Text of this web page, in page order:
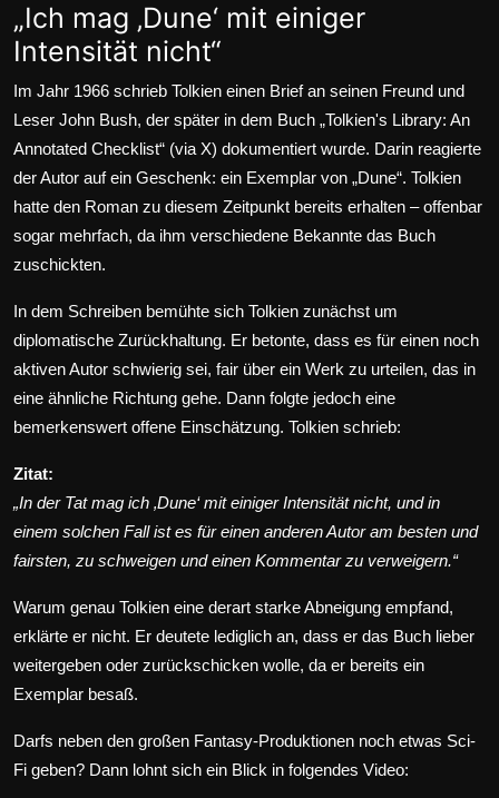
„Ich mag ‚Dune‘ mit einiger
Intensität nicht“
Im Jahr 1966 schrieb Tolkien einen Brief an seinen Freund und
Leser John Bush, der später in dem Buch „Tolkien's Library: An
Annotated Checklist“ (via X) dokumentiert wurde. Darin reagierte
der Autor auf ein Geschenk: ein Exemplar von „Dune“. Tolkien
hatte den Roman zu diesem Zeitpunkt bereits erhalten – offenbar
sogar mehrfach, da ihm verschiedene Bekannte das Buch
zuschickten.
In dem Schreiben bemühte sich Tolkien zunächst um
diplomatische Zurückhaltung. Er betonte, dass es für einen noch
aktiven Autor schwierig sei, fair über ein Werk zu urteilen, das in
eine ähnliche Richtung gehe. Dann folgte jedoch eine
bemerkenswert offene Einschätzung. Tolkien schrieb:
Zitat:
„In der Tat mag ich ‚Dune‘ mit einiger Intensität nicht, und in
einem solchen Fall ist es für einen anderen Autor am besten und
fairsten, zu schweigen und einen Kommentar zu verweigern.“
Warum genau Tolkien eine derart starke Abneigung empfand,
erklärte er nicht. Er deutete lediglich an, dass er das Buch lieber
weitergeben oder zurückschicken wolle, da er bereits ein
Exemplar besaß.
Darfs neben den großen Fantasy-Produktionen noch etwas Sci-
Fi geben? Dann lohnt sich ein Blick in folgendes Video: